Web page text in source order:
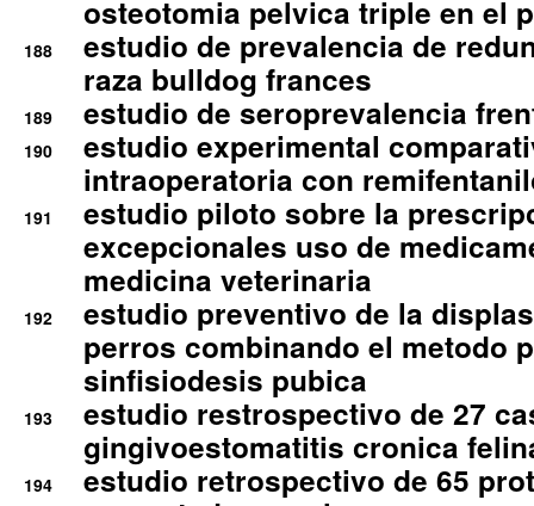
osteotomia pelvica triple en el
188
estudio de prevalencia de
raza bulldog frances
189 estudio de seroprevalencia
190
estudio experimental
intraoperatoria con
191
estudio piloto sobre la
excepcionales uso de
medicina veterinaria
192
estudio preventivo de la
perros combinando el metodo
sinfisiodesis pubica
193
estudio restrospectivo de 27
gingivoestomatitis cronica
194
estudio retrospectivo de 65